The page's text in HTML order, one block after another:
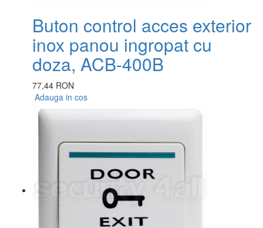
Buton control acces exterior
inox panou ingropat cu
doza, ACB-400B
77,44 RON
Adauga in cos